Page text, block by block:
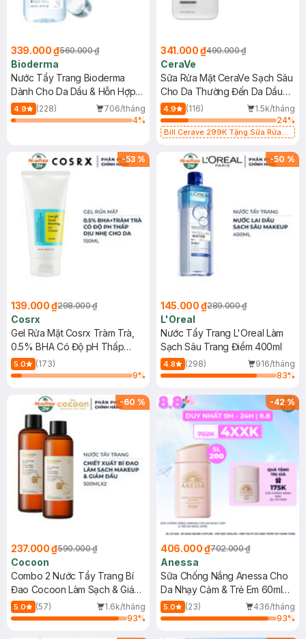
339.000 ₫560.000 ₫
Bioderma
Nước Tẩy Trang Bioderma
Dành Cho Da Dầu & Hỗn Hợp
500ml
4.9 (228)
706/tháng
4%
341.000 ₫490.000 ₫
CeraVe
Sữa Rửa Mặt CeraVe Sạch Sâu
Cho Da Thường Đến Da Dầu
473ml
4.9 (116)
1.5k/tháng
24%
Bill Cerave 299K Tặng Sữa Rửa
-53 %
139.000 ₫298.000 ₫
Cosrx
Gel Rửa Mặt Cosrx Tràm Trà,
0.5% BHA Có Độ pH Thấp
150ml
5.0
(173)
9%
-50 %
145.000 ₫289.000 ₫
L'Oreal
Nước Tẩy Trang L'Oreal Làm
Sạch Sâu Trang Điểm 400ml
4.8 (298)
916/tháng
83%
-60 %
237.000 ₫590.000 ₫
Cocoon
Combo 2 Nước Tẩy Trang Bí
Đao Cocoon Làm Sạch & Giảm
Dầu 500ml
5.0 (57)
1.6k/tháng
93%
-42%
406.000 ₫702.000 ₫
Anessa
Sữa Chống Nắng Anessa Cho
Da Nhạy Cảm & Trẻ Em 60ml
(Mới)
5.0 (23)
436/tháng
93%